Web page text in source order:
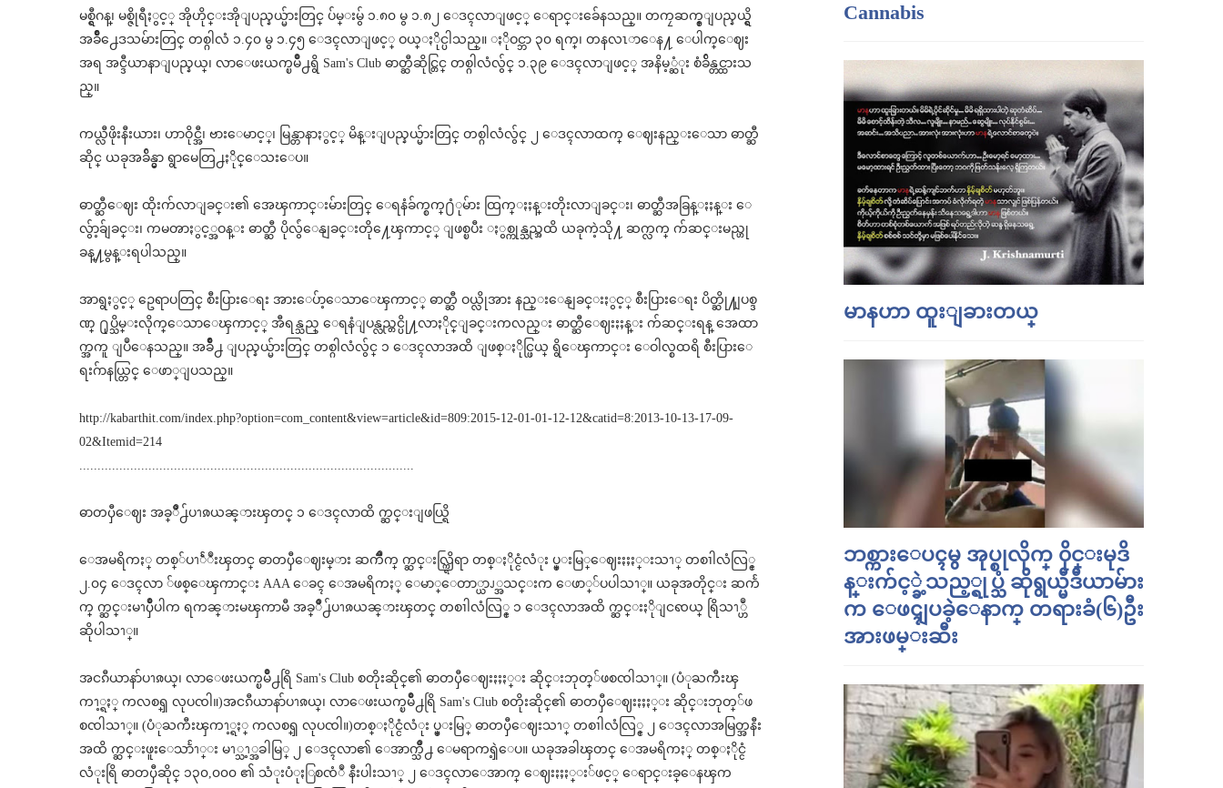
မစ္ရွီဂန္၊ မစ္ဇိုရီႏွင့္ အိုဟိုင္းအိုျပည္နယ္မ်ားတြင္ ပ်မ္းမွ် ၁.၈၀ မွ ၁.၈၂ ေဒၚလာျဖင့္ ေရာင္းခ်ေနသည္။ တကၠဆက္စ္ျပည္နယ္ရွိ
အခ်ိဳ႕ေဒသမ်ားတြင္ တစ္ဂါလံ ၁.၄၀ မွ ၁.၄၅ ေဒၚလာျဖင့္ ဝယ္ႏိုင္ပါသည္။ ႏိုဝင္ဘာ ၃၀ ရက္၊ တနလၤာေန႔ ေပါက္ေဈး
အရ အင္ဒီယာနာျပည္နယ္၊ လာေဖးယက္ၿမိဳ႕ရွိ Sam's Club ဓာတ္ဆီဆိုင္တြင္ တစ္ဂါလံလွ်င္ ၁.၃၉ ေဒၚလာျဖင့္ အနိမ့္ဆံုး စံခ်ိန္တင္ထားသ
ည္။
ကယ္လီဖိုးနီးယား၊ ဟာဝိုင္အီ၊ ဗားေမာင့္၊ မြန္တာနာႏွင့္ မိန္းျပည္နယ္မ်ားတြင္ တစ္ဂါလံလွ်င္ ၂ ေဒၚလာထက္ ေဈးနည္းေသာ ဓာတ္ဆီ
ဆိုင္ ယခုအခ်ိန္မွာ ရွာမေတြ႕ႏိုင္ေသးေပ။
ဓာတ္ဆီေဈး ထိုးက်လာျခင္း၏ အေၾကာင္းမ်ားတြင္ ေရနံခ်က္စက္႐ံုမ်ား ထြက္ႏႈန္းတိုးလာျခင္း၊ ဓာတ္ဆီအခြန္ႏႈန္း ေ
လွ်ာ့ခ်ျခင္း၊ ကမၻာႏွင့္အဝန္း ဓာတ္ဆီ ပိုလွ်ံေနျခင္းတို႔ေၾကာင့္ ျဖစ္ၿပီး ႏွစ္ကုန္သည္အထိ ယခုကဲ့သို႔ ဆက္လက္ က်ဆင္းမည္ဟု
ခန္႔မွန္းရပါသည္။
အာရွႏွင့္ ဥေရာပတြင္ စီးပြားေရး အားေပ်ာ့ေသာေၾကာင့္ ဓာတ္ဆီ ဝယ္လိုအား နည္းေနျခင္းႏွင့္ စီးပြားေရး ပိတ္ဆို႔ျပစ္ဒ
ဏ္ ႐ုပ္သိမ္းလိုက္ေသာေၾကာင့္ အီရန္သည္ ေရနံျပန္လည္တင္ပို႔လာႏိုင္ျခင္းကလည္း ဓာတ္ဆီေဈးႏႈန္း က်ဆင္းရန္ အေထာ
က္အကူ ျပဳေနသည္။ အခ်ိဳ႕ ျပည္နယ္မ်ားတြင္ တစ္ဂါလံလွ်င္ ၁ ေဒၚလာအထိ ျဖစ္ႏိုင္ဖြယ္ ရွိေၾကာင္း ေဝါလ္စထရိ စီးပြားေ
ရးဂ်ာနယ္တြင္ ေဖာ္ျပသည္။
http://kabarthit.com/index.php?option=com_content&view=article&id=809:2015-12-01-01-12-12&catid=8:2013-10-13-17-09-
02&Itemid=214
............................................................................................
ဓာတၦီေဈး အခ္ိဳ႕်ပၫၷယၼ္ားၾတင္ ၁ ေဒၚလာထိ က္ဆင္းျဖယ္ရြိ
ေအမရိကႏ္ တစ္်ပၫႅံဳးၾတင္ ဓာတၦီေဈးမ္ား ဆကၱိဳက္ က္ဆင္းလ္က္ရြိရာ တစ္ႏိုင္ငံလံုး ပ္မ္းမြ္ေဈးႏႈႏ္းသၫ္ တစၢါလံလြ္င္
၂.၀၄ ေဒၚလာ ်ဖစ္ေၾကာင္း AAA ေခၚ ေအမရိကႏ္ ေမာ္ေတာ္ယာၪ္အသင္းက ေဖာ္်ပပါသၫ္။ ယခုအတိုင္း ဆကႅ
က္ က္ဆင္းမၫၦိဳပါက ရကၼ္ားမၾကာမီ အခ္ိဳ႕်ပၫၷယၼ္ားၾတင္ တစၢါလံလြ္င္ ၁ ေဒၚလာအထိ က္ဆင္းႏိုျငၹယ္ ရြိသၫ္ဟဳ
ဆိုပါသၫ္။
အငၵီယာနာ်ပၫၷယ္၊ လာေဖးယက္ၿမိဳ႕ရြိ Sam's Club စတိုးဆိုင္၏ ဓာတၦီေဈးႏႈႏ္း ဆိုင္းဘုတ္်ဖစၸါသၫ္။ (ပံုႀကီးၾ
ကၫ့္ရႏ္ ကလစၡ္ လုပၸါ။)အငၵီယာနာ်ပၫၷယ္၊ လာေဖးယက္ၿမိဳ႕ရြိ Sam's Club စတိုးဆိုင္၏ ဓာတၦီေဈးႏႈႏ္း ဆိုင္းဘုတ္်ဖ
စၸါသၫ္။ (ပံုႀကီးၾကၫ့္ရႏ္ ကလစၡ္ လုပၸါ။)တစ္ႏိုင္ငံလံုး ပ္မ္းမြ္ ဓာတၦီေဈးသၫ္ တစၢါလံလြ္င္ ၂ ေဒၚလာအမြတ္အနီး
အထိ က္ဆင္းဖူးေသာႅၫ္း မၫ္သၫ့္အခါမြ္ ၂ ေဒၚလာ၏ ေအာက္သိဳ႕ ေမရာကၡဲ့ေပ။ ယခုအခါၾတင္ ေအမရိကႏ္ တစ္ႏိုင္ငံ
လံုးရြိ ဓာတၦီဆိုင္ ၁၃၀,၀၀၀ ၏ သံုးပံုႏြစၸံဳ နီးပါးသၫ္ ၂ ေဒၚလာေအာက္ ေဈးႏႈႏ္း်ဖင့္ ေရာင္းခ္ေနၾက
Cannabis
မာနဟာ ထူးျခားတယ္
ဘစ္ကားေပၚမွ အုပ္စုလိုက္ ၀ိုင္းမုဒိ
န္းက်င့္ခဲ့သည့္ရုပ္သံ ဆိုရွယ္မီဒီယာမ်ား
က ေဖၚျပခဲ့ေနာက္ တရားခံ(၆)ဦး
အားဖမ္းဆီး